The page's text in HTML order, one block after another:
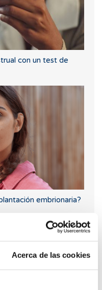
Acerca de las cookies
con un test de
embrionaria?